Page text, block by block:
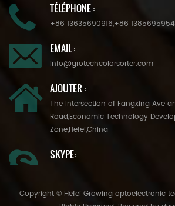
TÉLÉPHONE :
+86 13635690916,+86
EMAIL :
info@grotechcolorsorter.com
AJOUTER :
The Intersection of Fangxing Ave
Road,Economic Technology
Zone,Hefei,China
SKYPE:
Copyright © Hefei Growing optoelectronic